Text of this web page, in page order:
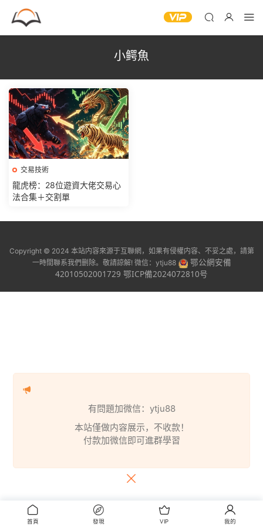
小鳄魚
交易技術
龍虎榜：28位遊資大佬交易心
法合集＋交割單
Copyright © 2024 本站内容來源于互聯網，如果有侵權内容、不妥之處，請第
一時間聯系我們删除。敬請諒解! 微信：ytju88
鄂公網安備
42010502001729 鄂ICP備2024072810号
首頁 發現 VIP 我的
有問題加微信：ytju88
本站僅做内容展示，不收款！
付款加微信即可進群學習